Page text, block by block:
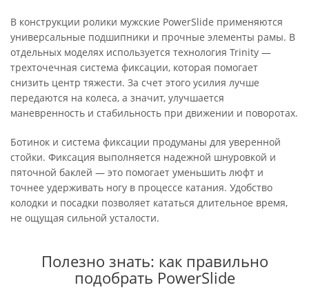
В конструкции ролики мужские PowerSlide применяются
универсальные подшипники и прочные элементы рамы. В
отдельных моделях используется технология Trinity —
трехточечная система фиксации, которая помогает
снизить центр тяжести. За счет этого усилия лучше
передаются на колеса, а значит, улучшается
маневренность и стабильность при движении и поворотах.
Ботинок и система фиксации продуманы для уверенной
стойки. Фиксация выполняется надежной шнуровкой и
пяточной баклей — это помогает уменьшить люфт и
точнее удерживать ногу в процессе катания. Удобство
колодки и посадки позволяет кататься длительное время,
не ощущая сильной усталости.
Полезно знать: как правильно
подобрать PowerSlide